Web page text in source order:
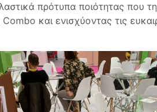
πρότυπα ποιότητας που
και ενισχύοντας τις